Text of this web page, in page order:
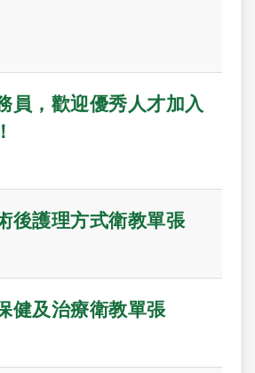
員，歡迎優秀人才加入
後護理方式衛教單張
健及治療衛教單張